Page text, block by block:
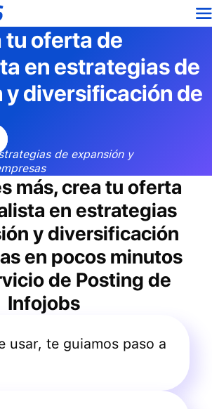
tu oferta de
en estrategias de
y diversificación de
más, crea tu oferta
en estrategias
y diversificación
en pocos minutos
de Posting de
Infojobs
usar, te guiamos paso a